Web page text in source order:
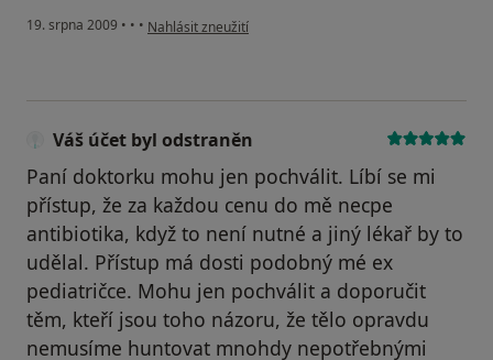
19. srpna 2009 • • • podle názoru uživatele Váš účet byl odstraněn
Nahlásit zneužití
Váš účet byl odstraněn
Paní doktorku mohu jen pochválit. Líbí se mi
přístup, že za každou cenu do mě necpe
antibiotika, když to není nutné a jiný lékař by to
udělal. Přístup má dosti podobný mé ex
pediatričce. Mohu jen pochválit a doporučit
těm, kteří jsou toho názoru, že tělo opravdu
nemusíme huntovat mnohdy nepotřebnými